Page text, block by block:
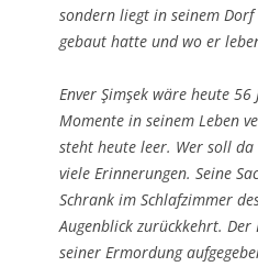
sondern liegt in seinem Dorf
gebaut hatte und wo er
Enver Şimşek wäre heute
Momente in seinem Leben
steht heute leer. Wer soll da
viele Erinnerungen. Seine
Schrank im Schlafzimmer
Augenblick zurückkehrt.
seiner Ermordung